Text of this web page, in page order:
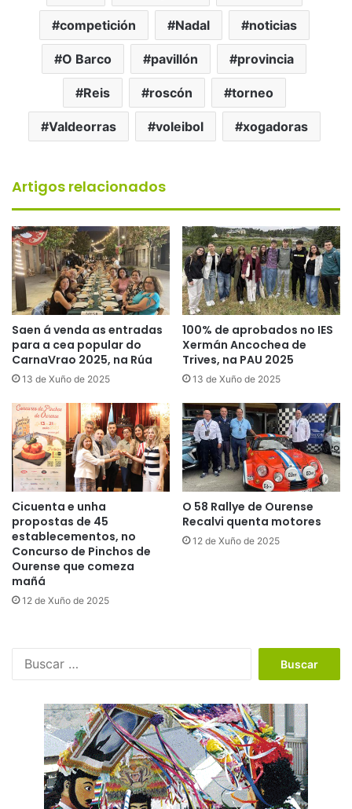
competición Nadal noticias
O Barco pavillón provincia
Reis roscón torneo
Valdeorras voleibol xogadoras
Artigos relacionados
Saen á venda as entradas
para a cea popular do
CarnaVrao 2025, na Rúa
13 de Xuño de 2025
100% de aprobados no IES
Xermán Ancochea de
Trives, na PAU 2025
13 de Xuño de 2025
Cicuenta e unha
propostas de 45
establecementos, no
Concurso de Pinchos de
Ourense que comeza
mañá
12 de Xuño de 2025
O 58 Rallye de Ourense
Recalvi quenta motores
12 de Xuño de 2025
c
a
r
: